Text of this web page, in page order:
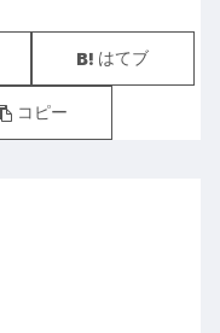
はてブ
コピー